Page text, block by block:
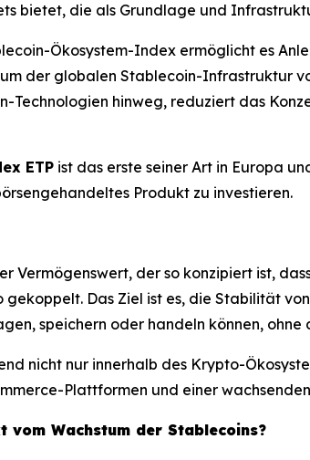
bietet, die als Grundlage und
Ökosystem-Index ermöglicht es
der globalen Stablecoin-Infrastruktur
Technologien hinweg, reduziert das
ETP ist das erste seiner Art in Europa
Produkt zu investieren.
Vermögenswert, der so konzipiert ist,
gekoppelt. Das Ziel ist es, die Stabilität
speichern oder handeln können,
nicht nur innerhalb des Krypto-
Plattformen und einer
Wachstum der Stablecoins?